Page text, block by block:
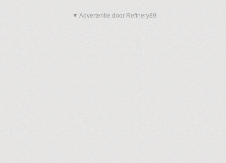
▼ Advertentie door Refinery89